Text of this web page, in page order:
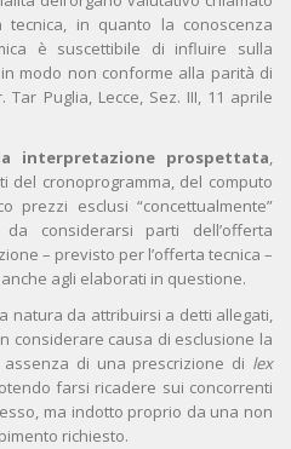
in quanto la conoscenza
è suscettibile di influire sulla
modo non conforme alla parità di
Puglia, Lecce, Sez. III, 11 aprile
interpretazione prospettata,
del cronoprogramma, del computo
prezzi esclusi “concettualmente”
considerarsi parti dell’offerta
– previsto per l’offerta tecnica –
agli elaborati in questione.
natura da attribuirsi a detti allegati,
considerare causa di esclusione la
di una prescrizione di lex
farsi ricadere sui concorrenti
ma indotto proprio da una non
richiesto.